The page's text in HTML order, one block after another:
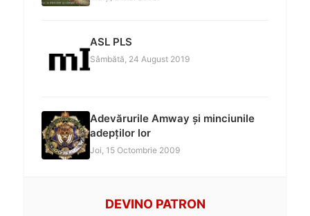
ASL PLS
Sâmbătă, 24 August 2019
Adevărurile Amway și minciunile
adepților lor
Joi, 15 Octombrie 2009
DEVINO PATRON